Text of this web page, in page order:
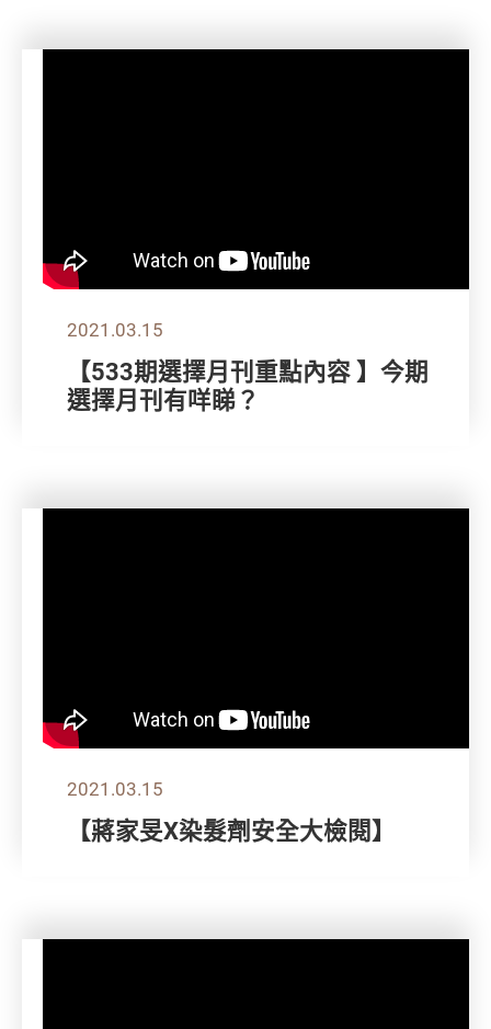
2021.03.15
【533期選擇月刊重點內容 】今期
選擇月刊有咩睇？
2021.03.15
【蔣家旻X染髮劑安全大檢閱】